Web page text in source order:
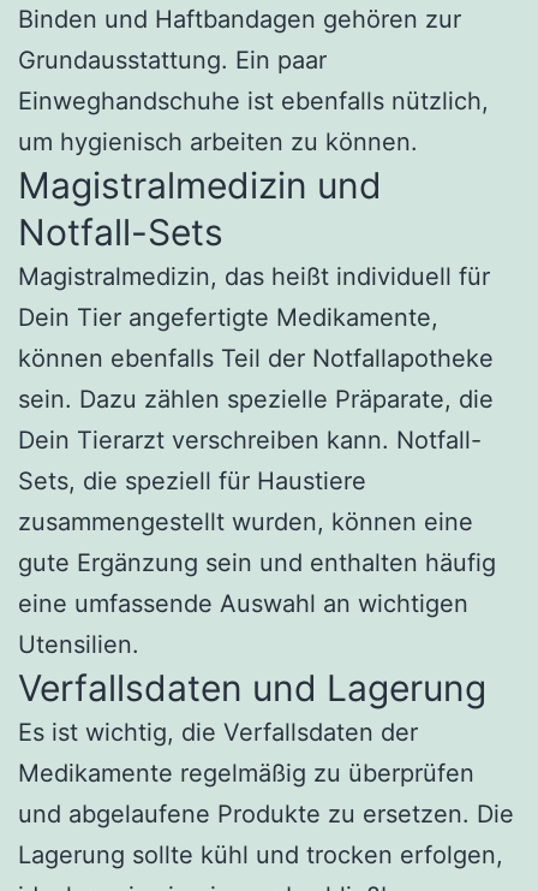
Binden und Haftbandagen gehören zur
Grundausstattung. Ein paar
Einweghandschuhe ist ebenfalls nützlich,
um hygienisch arbeiten zu können.
Magistralmedizin und
Notfall-Sets
Magistralmedizin, das heißt individuell für
Dein Tier angefertigte Medikamente,
können ebenfalls Teil der Notfallapotheke
sein. Dazu zählen spezielle Präparate, die
Dein Tierarzt verschreiben kann. Notfall-
Sets, die speziell für Haustiere
zusammengestellt wurden, können eine
gute Ergänzung sein und enthalten häufig
eine umfassende Auswahl an wichtigen
Utensilien.
Verfallsdaten und Lagerung
Es ist wichtig, die Verfallsdaten der
Medikamente regelmäßig zu überprüfen
und abgelaufene Produkte zu ersetzen. Die
Lagerung sollte kühl und trocken erfolgen,